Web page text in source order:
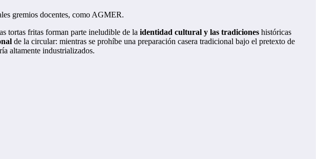
gremios docentes, como AGMER.
tortas fritas forman parte ineludible de la identidad cultural y las tradiciones históricas
de la circular: mientras se prohíbe una preparación casera tradicional bajo el pretexto de
altamente industrializados.